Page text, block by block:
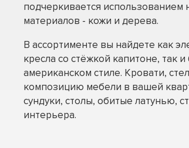
подчеркивается использованием
материалов - кожи и дерева.
В ассортименте вы найдете как
кресла со стёжкой капитоне, так
американском стиле. Кровати,
композицию мебели в вашей
сундуки, столы, обитые латунью,
интерьера.